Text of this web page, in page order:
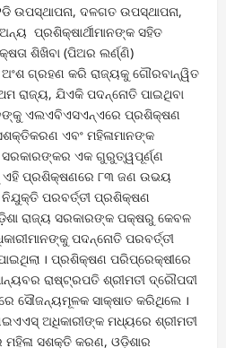
ଉପସ୍ଥାପନା, ଦଳଗତ ଉପସ୍ଥାପନା,
ପ୍ରଶିକ୍ଷାର୍ଥୀମାନଙ୍କ ସହିତ
ଶିଖିବା (ପିଅର ଲର୍ଣ୍ଣି)
ଅଂଶ ଗ୍ରହଣ କରି ରାଜ୍ୟକୁ ଗୌରବାନ୍ୱିତ
ରାଜ୍ୟ, ଯିଏକି ପଦନ୍ନୋତି ପାଇଥିବା
ଏଲଏବିଏସଏନ୍‌ଏରେ ପ୍ରଶିକ୍ଷଣ
ଏବଂ ମହିଳାମାନଙ୍କ
ଏକ ଗୁରୁତ୍ୱପୂର୍ଣ୍ଣ
ଏହି ପ୍ରଶିକ୍ଷଣରେ ୮୩ ଜଣ ଉଭୟ
ନିଯୁକ୍ତି ପରବର୍ତ୍ତୀ ପ୍ରଶିକ୍ଷଣ
ରାଜ୍ୟ ସରକାରଙ୍କ ପକ୍ଷରୁ କେବଳ
ପଦନ୍ନୋତି ପରବର୍ତ୍ତୀ
। ପ୍ରଶିକ୍ଷଣ ପରିପ୍ରେକ୍ଷୀରେ
ରାଷ୍ଟ୍ରପତି ଶ୍ରୀମତୀ ଦ୍ରୌପଦୀ
ସୌଜନ୍ୟମୂଳକ ସାକ୍ଷାତ କରିଥିଲେ ।
ଅଧିକାରୀଙ୍କ ମଧ୍ୟରେ ଶ୍ରୀମତୀ
ମହିଳା ସଶକ୍ତି କରଣ, ଓଡ଼ିଶାର